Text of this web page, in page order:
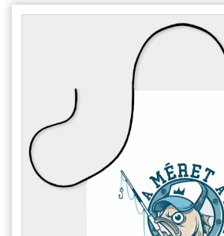
Szerelmes Ajándékok ❤
Budapest Ajándéktárgyak
Szülinapi ajándékok
Alkalmakra
Ajándék Ötletek Férfiaknak
Ajándék Nőknek